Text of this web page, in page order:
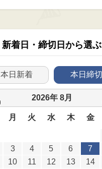
新着日・締切日から選ぶ
本日新着 本日締切
2026年 8月
月 火 水 木 金
3 4 5 6 7
10 11 12 13 14